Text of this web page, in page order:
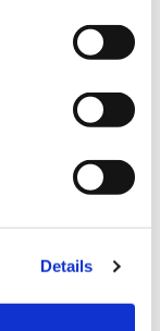
Details
verfügbar